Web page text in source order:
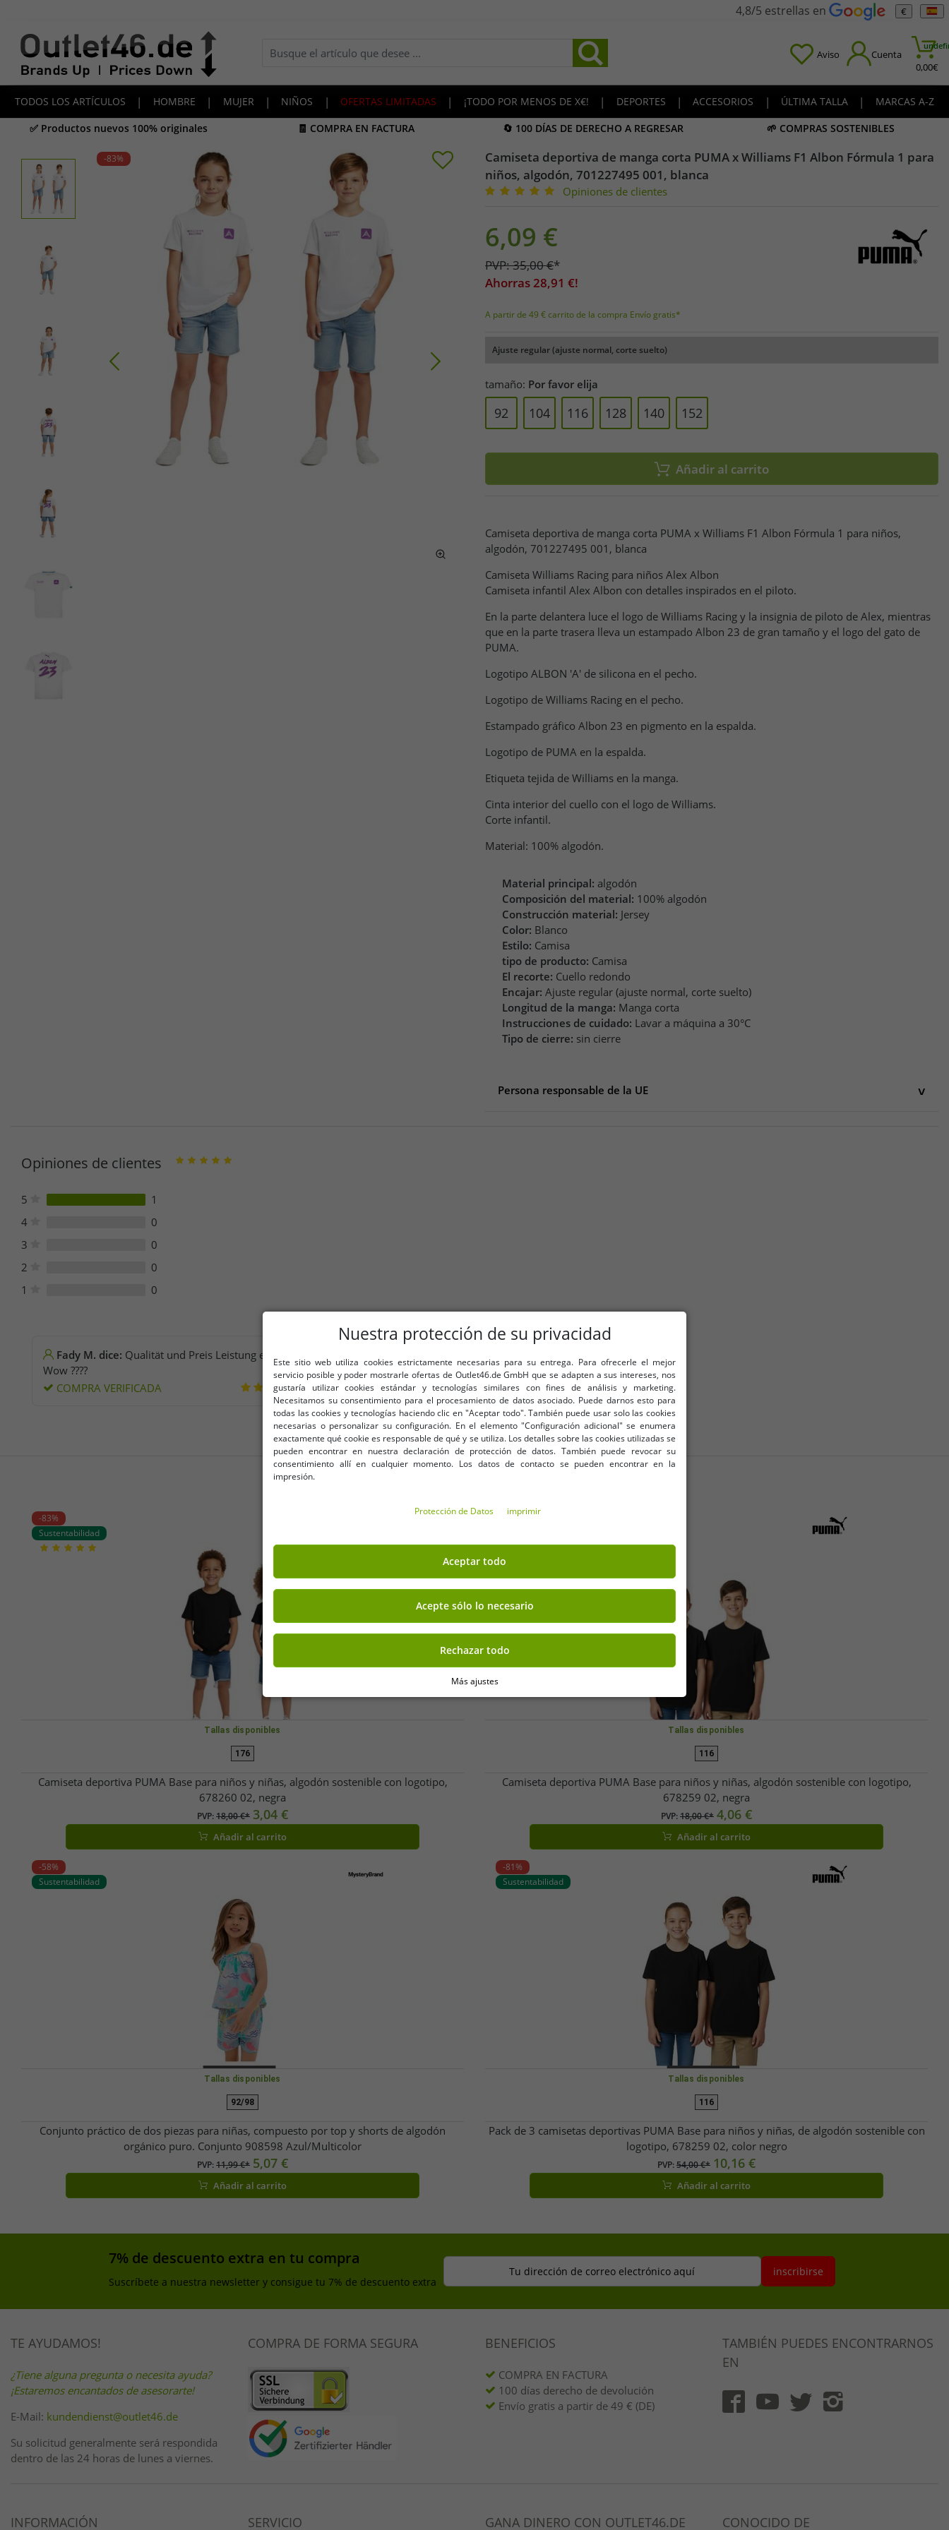
4,8/5 estrellas en €
Aviso Cuenta
0,00€
TODOS LOS ARTÍCULOS | HOMBRE | MUJER | NIÑOS | OFERTAS LIMITADAS | ¡TODO POR MENOS DE X€! | DEPORTES | ACCESORIOS | ÚLTIMA TALLA |
MARCAS A-Z
✅ Productos nuevos 100% originales
🧾 COMPRA EN FACTURA 🔄 100 DÍAS DE DERECHO A REGRESAR 🌱 COMPRAS SOSTENIBLES
-83%
Camiseta deportiva de manga corta PUMA x Williams F1 Albon Fórmula 1 para
niños, algodón, 701227495 001, blanca
Opiniones de clientes
6,09 €
PVP:35,00€*
Ahorras28,91 €!
A partir de 49 € carrito de la compra Envío gratis*
Ajuste regular (ajuste normal, corte suelto)
tamaño: Por favor elija
92 104 116 128 140 152
Añadir al carrito
Camiseta deportiva de manga corta PUMA x Williams F1 Albon Fórmula 1 para niños,
algodón, 701227495 001, blanca
Camiseta Williams Racing para niños Alex Albon
Camiseta infantil Alex Albon con detalles inspirados en el piloto.
En la parte delantera luce el logo de Williams Racing y la insignia de piloto de Alex, mientras
que en la parte trasera lleva un estampado Albon 23 de gran tamaño y el logo del gato de
PUMA.
Logotipo ALBON 'A' de silicona en el pecho.
Logotipo de Williams Racing en el pecho.
Estampado gráfico Albon 23 en pigmento en la espalda.
Logotipo de PUMA en la espalda.
Etiqueta tejida de Williams en la manga.
Cinta interior del cuello con el logo de Williams.
Corte infantil.
Material: 100% algodón.
Material principal: algodón
Composición del material: 100% algodón
Construcción material: Jersey
Color: Blanco
Estilo: Camisa
tipo de producto: Camisa
El recorte: Cuello redondo
Encajar: Ajuste regular (ajuste normal, corte suelto)
Longitud de la manga: Manga corta
Instrucciones de cuidado: Lavar a máquina a 30°C
Tipo de cierre: sin cierre
Persona responsable de la UE
Opiniones de clientes
5
1
4
0
3
0
2
0
1
0
Fady M. dice: Qualität und Preis Leistung einfach
Wow ????
COMPRA VERIFICADA
-83%
Sustentabilidad
Tallas disponibles
176
Camiseta deportiva PUMA Base para niños y niñas, algodón sostenible con logotipo,
678260 02, negra
PVP:18,00 €* 3,04 €
Añadir al carrito
-77%
Tallas disponibles
116
Camiseta deportiva PUMA Base para niños y niñas, algodón sostenible con logotipo,
678259 02, negra
PVP:18,00 €* 4,06 €
Añadir al carrito
-58%
Sustentabilidad
Tallas disponibles
92/98
Conjunto práctico de dos piezas para niñas, compuesto por top y shorts de algodón
orgánico puro. Conjunto 908598 Azul/Multicolor
PVP:11,99 €* 5,07 €
Añadir al carrito
-81%
Sustentabilidad
Tallas disponibles
116
Pack de 3 camisetas deportivas PUMA Base para niños y niñas, de algodón sostenible con
logotipo, 678259 02, color negro
PVP:54,00 €* 10,16 €
Añadir al carrito
7% de descuento extra en tu compra
Suscríbete a nuestra newsletter y consigue tu 7% de descuento extra
Tu dirección de correo electrónico aquí inscribirse
TE AYUDAMOS!
¿Tiene alguna pregunta o necesita ayuda?
¡Estaremos encantados de asesorarte!
E-Mail: kundendienst@outlet46.de
Su solicitud generalmente será respondida
dentro de las 24 horas de lunes a viernes.
COMPRA DE FORMA SEGURA BENEFICIOS
COMPRA EN FACTURA
100 días derecho de devolución
Envío gratis a partir de 49 € (DE)
TAMBIÉN PUEDES ENCONTRARNOS
EN
INFORMACIÓN SERVICIO GANA DINERO CON OUTLET46.DE CONOCIDO DE
Nuestra protección de su privacidad
Este sitio web utiliza cookies estrictamente necesarias para su entrega. Para ofrecerle el mejor
servicio posible y poder mostrarle ofertas de Outlet46.de GmbH que se adapten a sus intereses, nos
gustaría utilizar cookies estándar y tecnologías similares con fines de análisis y marketing.
Necesitamos su consentimiento para el procesamiento de datos asociado. Puede darnos esto para
todas las cookies y tecnologías haciendo clic en "Aceptar todo". También puede usar solo las cookies
necesarias o personalizar su configuración. En el elemento "Configuración adicional" se enumera
exactamente qué cookie es responsable de qué y se utiliza. Los detalles sobre las cookies utilizadas se
pueden encontrar en nuestra declaración de protección de datos. También puede revocar su
consentimiento allí en cualquier momento. Los datos de contacto se pueden encontrar en la
impresión.
Protección de Datos imprimir
Aceptar todo
Acepte sólo lo necesario
Rechazar todo
Más ajustes